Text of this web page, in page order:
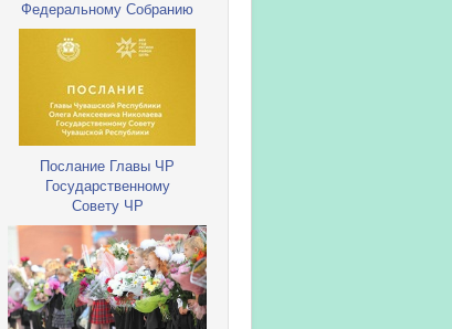
Федеральному Собранию
Послание Главы ЧР
Государственному
Совету ЧР